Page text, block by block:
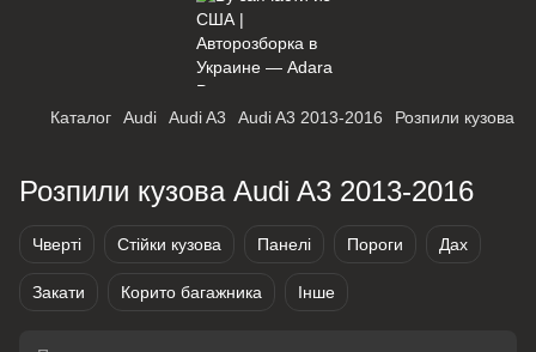
Каталог Audi Audi A3 Audi A3 2013-2016 Розпили кузова
Розпили кузова Audi A3 2013-2016
Чверті Стійки кузова Панелі Пороги Дах
Закати Корито багажника Інше